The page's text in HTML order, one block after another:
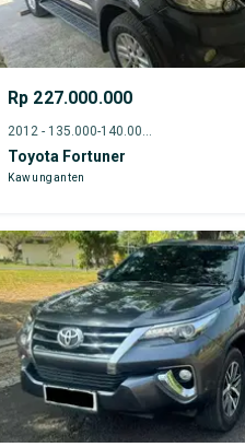
Rp 227.000.000
2012 - 135.000-140.000 km
Toyota Fortuner
Kawunganten